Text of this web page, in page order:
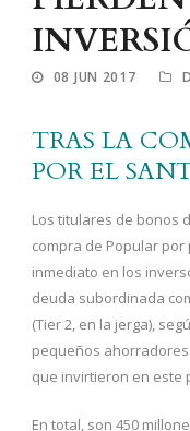
08 JUN 2017
TRAS LA
POR EL
Los titulares de bonos
compra de Popular
inmediato en los
deuda subordinada
(Tier 2, en la jerga),
pequeños
que invirtieron en este
En total, son 450